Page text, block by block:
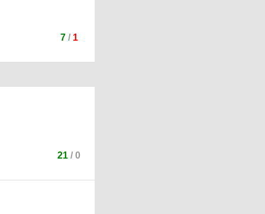
7/ 1
21 / 0